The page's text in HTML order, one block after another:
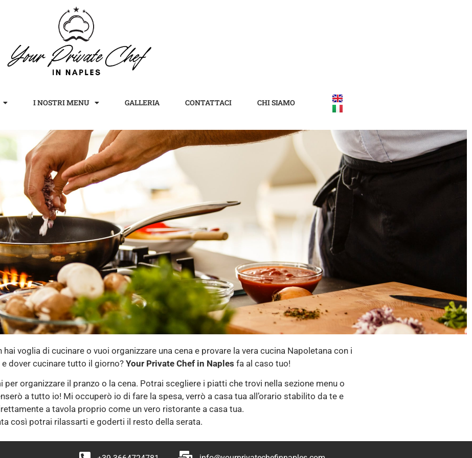
I NOSTRI MENU GALLERIA CONTATTACI CHI SIAMO
voglia di cucinare o vuoi organizzare una cena e provare la vera cucina Napoletana con i
dover cucinare tutto il giorno? Your Private Chef in Naples fa al caso tuo!
organizzare il pranzo o la cena. Potrai scegliere i piatti che trovi nella sezione menu o
a tutto io! Mi occuperò io di fare la spesa, verrò a casa tua all’orario stabilito da te e
a tavola proprio come un vero ristorante a casa tua.
così potrai rilassarti e goderti il resto della serata.